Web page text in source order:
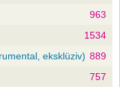
963
1534
eksklüziv) 889
757